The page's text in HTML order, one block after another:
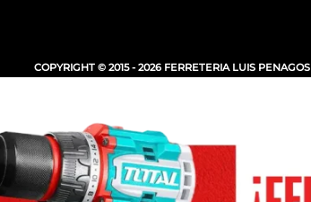
COPYRIGHT © 2015 - 2026 FERRETERIA LUIS PENAGOS